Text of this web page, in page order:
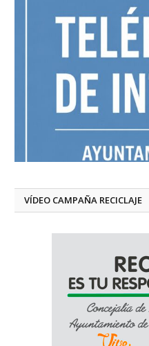
VÍDEO CAMPAÑA RECICLAJE